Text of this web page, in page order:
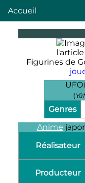
Accueil
Figurines de
UFO
(
Genres
Anime
Réalisateur
Producteur